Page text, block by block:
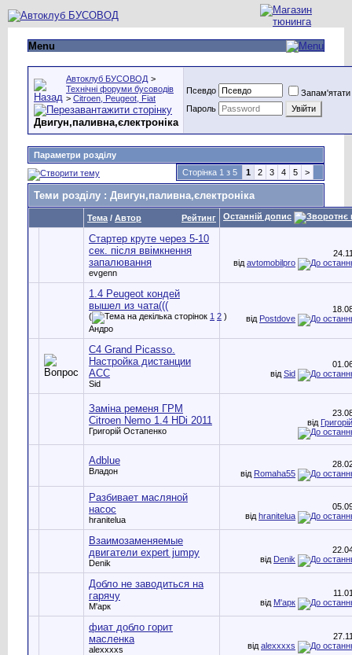
Menu
Автоклуб БУСОВОД >
Технічні форуми бусоводів
> Citroen, Peugeot, Fiat
Двигун,паливна,єлектроніка
Псевдо
Пароль
Параметри розділу
Сторінка 1 з 5
1 2 3 4 5 >
Теми розділу : Двигун,паливна,єлектроніка
Рейтинг
Тема / Автор Останній допис
Стартер круте через 5-10
сек. після ввімкнення
запалювання
evgenn
від avtomobilpro
1.4 Peugeot кондей
вышел из чата(((
( 1 2 )
Андро
від Postdove
C4 Grand Picasso.
Настройка дистанции
АСС
Sid
від Sid
Заміна ременя ГРМ
Citroen Nemo 1.4 HDi 2011
Григорій Остапенко
від
Adblue
Владон
від Romaha55
Разбивает масляной
насос
hranitelua
від hranitelua
Взаимозаменяемые
двигатели expert jumpy
Denik
від Denik
Добло не заводиться на
гарячу
М'арк
від М'арк
фиат добло горит
масленка
alexxxxs
від alexxxxs